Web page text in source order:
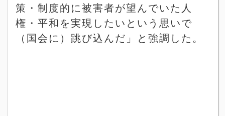
策・制度的に被害者が望んでいた人
権・平和を実現したいという思いで
（国会に）跳び込んだ」と強調した。